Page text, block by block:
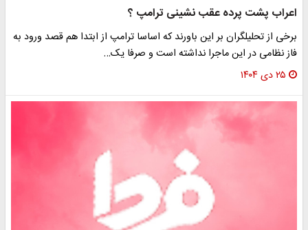
اعراب پشت پرده عقب نشینی ترامپ ؟
برخی از تحلیلگران بر این باورند که اساسا ترامپ از ابتدا هم قصد ورود به
فاز نظامی در این ماجرا نداشته است و صرفا یک…
۲۵ دی ۱۴۰۴